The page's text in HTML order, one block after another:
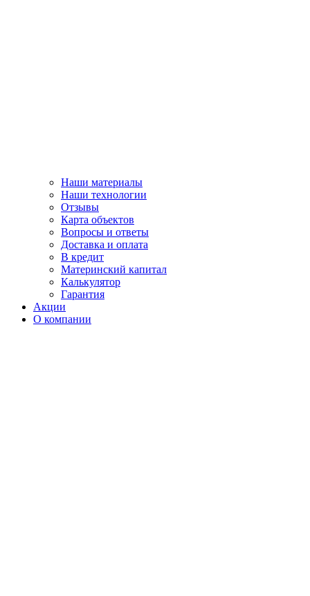
Наши материалы
Наши технологии
Отзывы
Карта объектов
Вопросы и ответы
Доставка и оплата
В кредит
Материнский капитал
Калькулятор
Гарантия
Акции
О компании